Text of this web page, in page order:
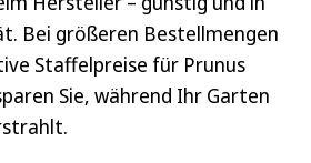
Bei größeren Bestellmengen
Staffelpreise für Prunus
Sie, während Ihr Garten